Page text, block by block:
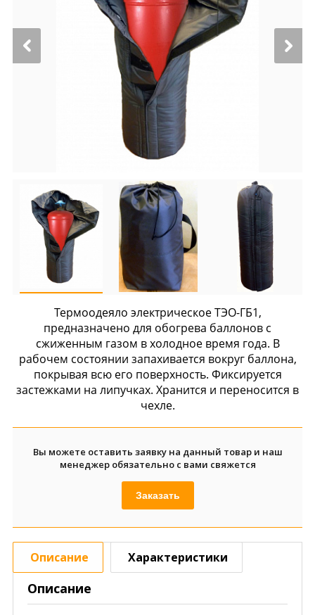
Термоодеяло электрическое ТЭО-ГБ1,
предназначено для обогрева баллонов с
сжиженным газом в холодное время года. В
рабочем состоянии запахивается вокруг баллона,
покрывая всю его поверхность. Фиксируется
застежками на липучках. Хранится и переносится в
чехле.
Вы можете оставить заявку на данный товар и наш
менеджер обязательно с вами свяжется
Заказать
Описание Характеристики
Описание